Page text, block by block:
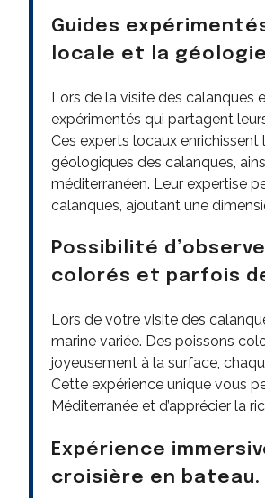
Guides
locale et la
Lors de la visite des calanques
expérimentés qui partagent
Ces experts locaux enrichissent
géologiques des calanques,
méditerranéen. Leur expertise
calanques, ajoutant une
Possibilité
colorés et parfois
Lors de votre visite des
marine variée. Des poissons
joyeusement à la surface,
Cette expérience unique vous
Méditerranée et d’apprécier la
Expérience
croisière en bateau.